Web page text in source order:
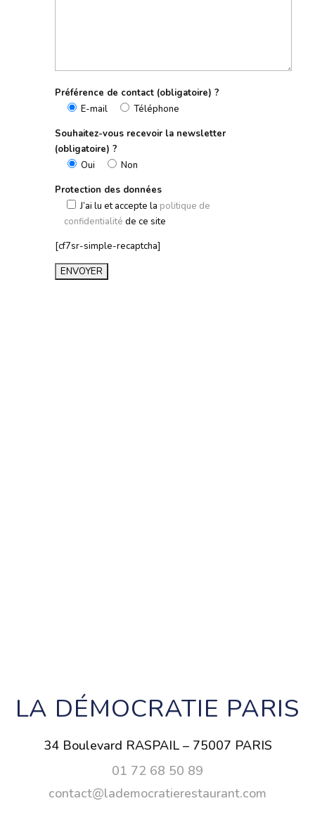
Préférence de contact (obligatoire) ?
E-mail
Téléphone
Souhaitez-vous recevoir la newsletter
(obligatoire) ?
Oui
Non
Protection des données
J’ai lu et accepte la politique de
confidentialité de ce site
[cf7sr-simple-recaptcha]
LA DÉMOCRATIE PARIS
34 Boulevard RASPAIL – 75007 PARIS
01 72 68 50 89
contact@lademocratierestaurant.com